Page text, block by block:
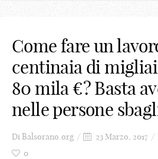
Come fare un
centinaia di
80 mila €? Basta
nelle persone
DiBalsorano.org 23 Marzo, 2017
0